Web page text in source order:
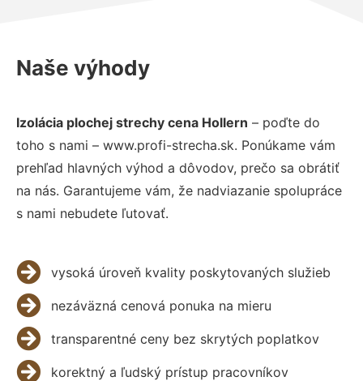
Naše výhody
Izolácia plochej strechy cena Hollern – poďte do
toho s nami – www.profi-strecha.sk. Ponúkame vám
prehľad hlavných výhod a dôvodov, prečo sa obrátiť
na nás. Garantujeme vám, že nadviazanie spolupráce
s nami nebudete ľutovať.
vysoká úroveň kvality poskytovaných služieb
nezáväzná cenová ponuka na mieru
transparentné ceny bez skrytých poplatkov
korektný a ľudský prístup pracovníkov